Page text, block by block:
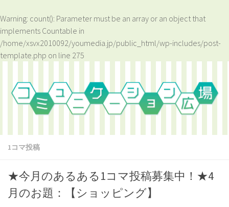
Warning: count(): Parameter must be an array or an object that
implements Countable in
/home/xsvx2010092/youmedia.jp/public_html/wp-includes/post-
template.php on line 275
1コマ投稿
★今月のあるある1コマ投稿募集中！★4
月のお題：【ショッピング】